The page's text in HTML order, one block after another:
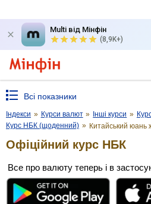
Multi від Мінфін
(8,9K+)
Всі показники
Індекси » Курси валют » Інші курси »
Курс НБК (щоденний) » Китайський юань
Офіційний курс НБК
Все про валюту теперь і в